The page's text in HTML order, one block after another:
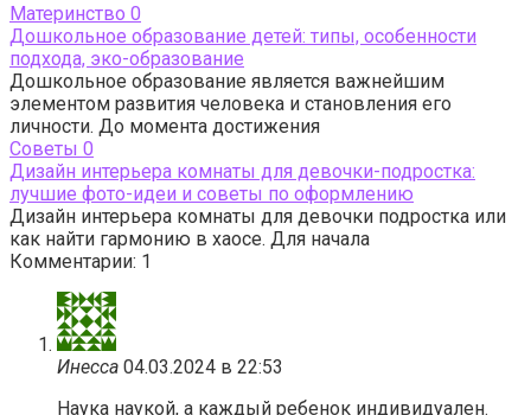
Материнство 0
Дошкольное образование детей: типы, особенности
подхода, эко-образование
Дошкольное образование является важнейшим
элементом развития человека и становления его
личности. До момента достижения
Cоветы 0
Дизайн интерьера комнаты для девочки-подростка:
лучшие фото-идеи и советы по оформлению
Дизайн интерьера комнаты для девочки подростка или
как найти гармонию в хаосе. Для начала
Комментарии: 1
Инесса 04.03.2024 в 22:53
Наука наукой, а каждый ребенок индивидуален.